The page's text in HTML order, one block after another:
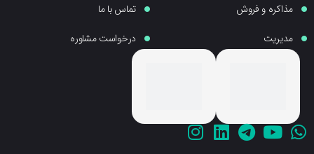
مذاکره و فروش
مدیریت
تماس با ما
درخواست مشاوره